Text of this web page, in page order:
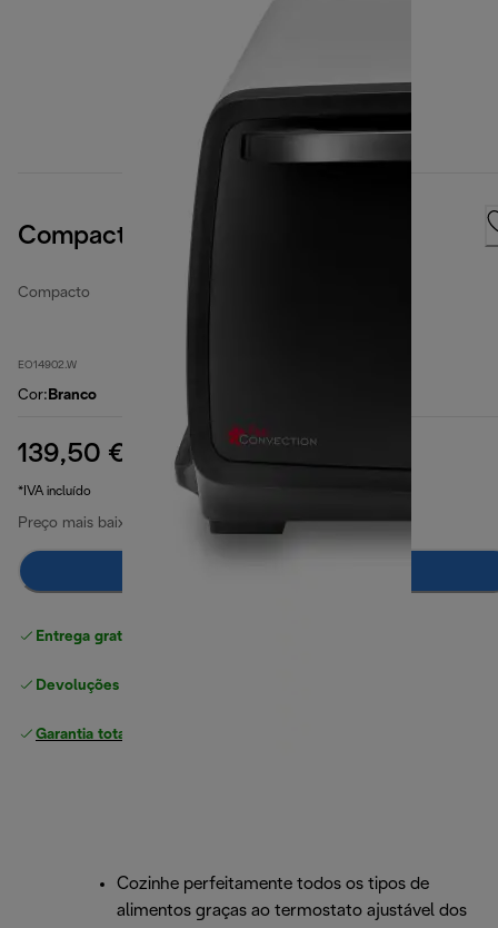
Compact Cavities 14 Litres
Compacto
EO14902.W
Cor: Branco
139,50 € 189,90 €
*IVA incluído
Preço mais baixo nos últimos 30 dias 139,50 €
Entrega gratuita padrão
Devoluções gratuitas
Garantia total
Cozinhe perfeitamente todos os tipos de
alimentos graças ao termostato ajustável dos